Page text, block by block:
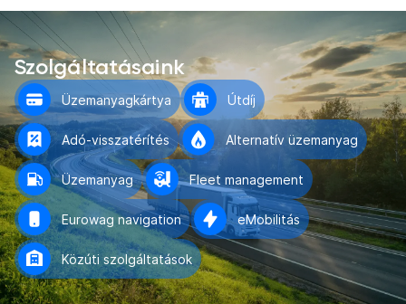
Szolgáltatásaink
Üzemanyagkártya Útdíj
Adó-visszatérítés Alternatív üzemanyag
Üzemanyag Fleet management
Eurowag navigation eMobilitás
Közúti szolgáltatások